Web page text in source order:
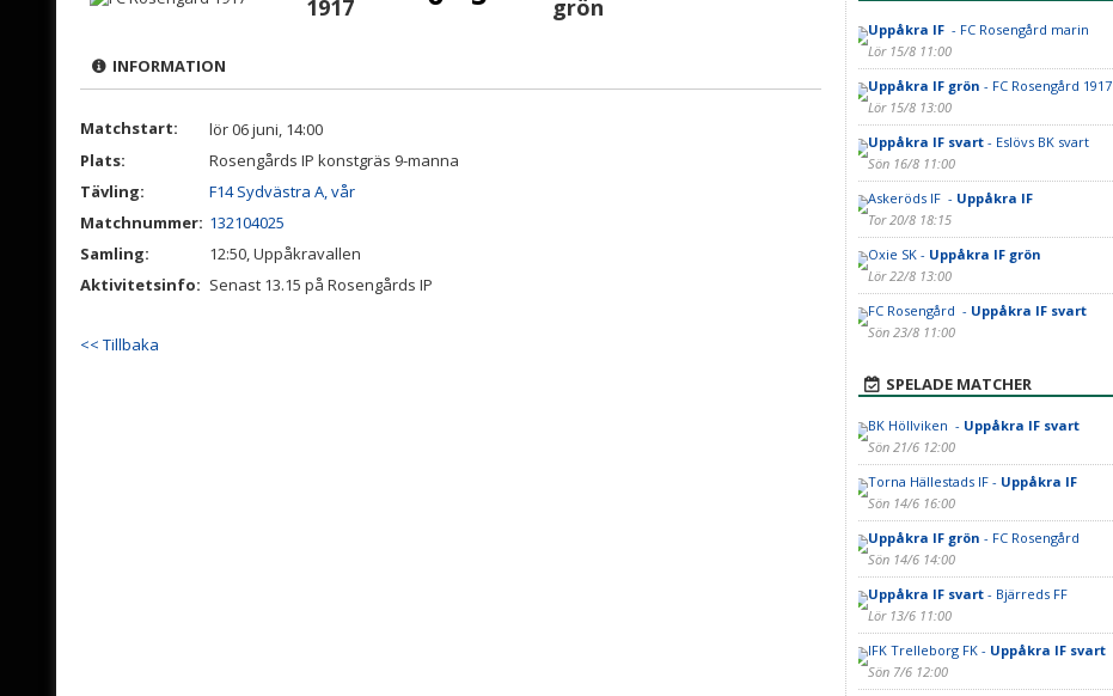
1917
grön
INFORMATION
Matchstart:
lör 06 juni, 14:00
Plats:
Rosengårds IP konstgräs 9-manna
Tävling:
F14 Sydvästra A, vår
Matchnummer: 132104025
Samling:
12:50, Uppåkravallen
Aktivitetsinfo: Senast 13.15 på Rosengårds IP
<< Tillbaka
Uppåkra IF - FC Rosengård marin
Lör 15/8 11:00
Uppåkra IF grön - FC Rosengård 1917
Lör 15/8 13:00
Uppåkra IF svart- Eslövs BK svart
Sön 16/8 11:00
Askeröds IF - Uppåkra IF
Tor 20/8 18:15
Oxie SK - Uppåkra IF grön
Lör 22/8 13:00
FC Rosengård - Uppåkra IF svart
Sön 23/8 11:00
SPELADE MATCHER
BK Höllviken - Uppåkra IF svart
Sön 21/6 12:00
Torna Hällestads IF - Uppåkra IF
Sön 14/6 16:00
Uppåkra IF grön - FC Rosengård
Sön 14/6 14:00
Uppåkra IF svart- Bjärreds FF
Lör 13/6 11:00
IFK Trelleborg FK - Uppåkra IF svart
Sön 7/6 12:00